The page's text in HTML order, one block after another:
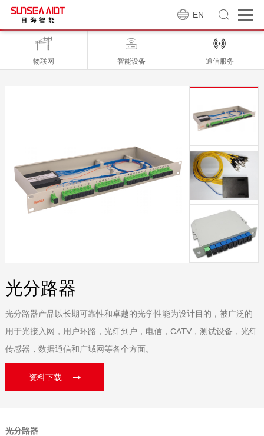
EN
物联网 智能设备 通信服务
光分路器
光分路器产品以长期可靠性和卓越的光学性能为设计目的，被广泛的
用于光接入网，用户环路，光纤到户，电信，CATV，测试设备，光纤
传感器，数据通信和广域网等各个方面。
资料下载
光分路器